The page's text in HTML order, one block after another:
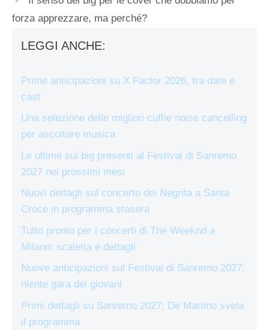
forza apprezzare, ma perché?
LEGGI ANCHE:
Prime anticipazioni su X Factor 2026, tra date e
cast
Una selezione delle migliori cuffie noise cancelling
per ascoltare musica
Le ultime sui big presenti al Festival di Sanremo
2027 nei prossimi mesi
Nuovi dettagli sul concerto dei Negrita a Santa
Croce in programma stasera
Tutto pronto per i concerti di The Weeknd a
Milano: scaletta e dettagli
Nuove anticipazioni sul Festival di Sanremo 2027:
niente gara dei giovani
Primi dettagli su Sanremo 2027: De Martino svela
il programma